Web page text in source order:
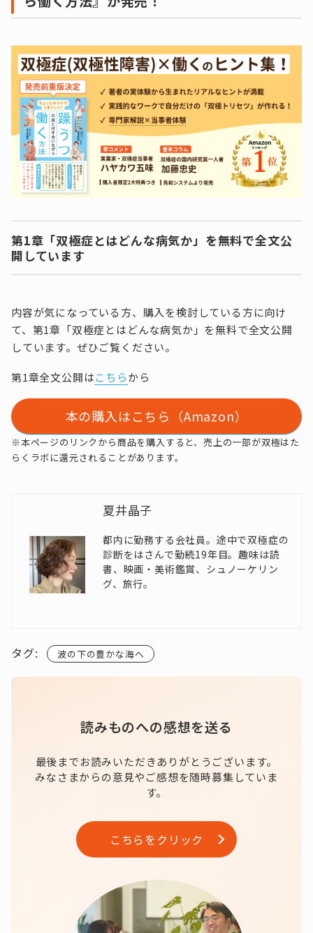
第1章「双極症とはどんな病気か」を無料で全文公
開しています
内容が気になっている方、購入を検討している方に向け
て、第1章「双極症とはどんな病気か」を無料で全文公開
しています。ぜひご覧ください。
第1章全文公開はこちらから
本の購入はこちら（Amazon）
※本ページのリンクから商品を購入すると、売上の一部が双極はた
らくラボに還元されることがあります。
夏井晶子
都内に勤務する会社員。途中で双極症の
診断をはさんで勤続19年目。趣味は読
書、映画・美術鑑賞、シュノーケリン
グ、旅行。
タグ: 波の下の豊かな海へ
読みものへの感想を送る
最後までお読みいただきありがとうございます。
みなさまからの意見やご感想を随時募集していま
す。
こちらをクリック